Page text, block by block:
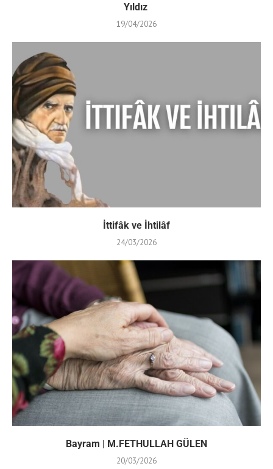
Yıldız
19/04/2026
İttifâk ve İhtilâf
24/03/2026
Bayram | M.FETHULLAH GÜLEN
20/03/2026